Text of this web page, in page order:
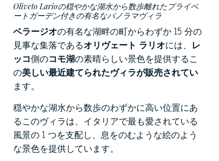
Oliveto Larioの穏やかな湖水から数歩離れたプライベ
ートガーデン付きの有名なパノラマヴィラ
ベラージオの有名な湖畔の町からわずか 15 分の
見事な集落であるオリヴェート ラリオには、 レ
ッコ側のコモ湖の素晴らしい景色を提供するこ
の美しい最近建てられたヴィラが販売されてい
ます。
穏やかな湖水から数歩のわずかに高い位置にあ
るこのヴィラは、イタリアで最も愛されている
風景の 1 つを支配し、息をのむような絵のよう
な景色を提供しています。